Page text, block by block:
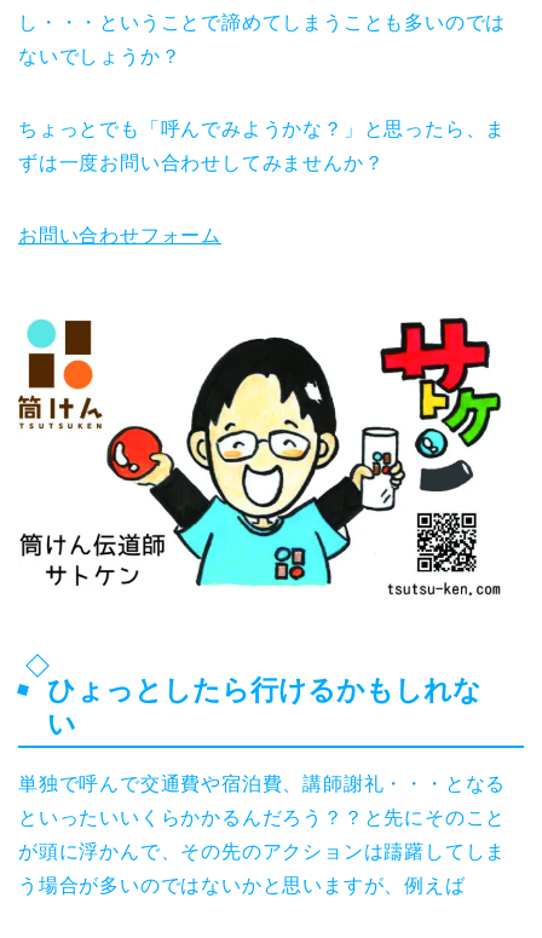
し・・・ということで諦めてしまうことも多いのでは
ないでしょうか？
ちょっとでも「呼んでみようかな？」と思ったら、ま
ずは一度お問い合わせしてみませんか？
お問い合わせフォーム
ひょっとしたら行けるかもしれな
い
単独で呼んで交通費や宿泊費、講師謝礼・・・となる
といったいいくらかかるんだろう？？と先にそのこと
が頭に浮かんで、その先のアクションは躊躇してしま
う場合が多いのではないかと思いますが、例えば